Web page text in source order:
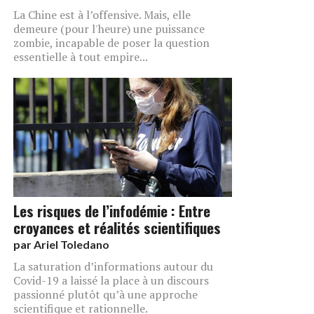
La Chine est à l’offensive. Mais, elle
demeure (pour l'heure) une puissance
zombie, incapable de poser la question
essentielle à tout empire...
Les risques de l’infodémie : Entre
croyances et réalités scientifiques
par Ariel Toledano
La saturation d’informations autour du
Covid-19 a laissé la place à un discours
passionné plutôt qu’à une approche
scientifique et rationnelle.